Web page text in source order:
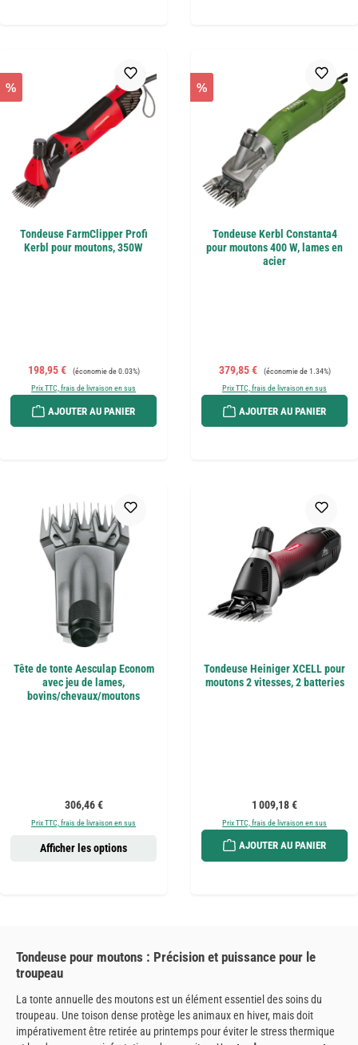
%
Tondeuse FarmClipper Profi
Kerbl pour moutons, 350W
Prix de vente :
198,95 € Prix régulier :
(économie de 0.03%)
Prix TTC, frais de livraison en sus
AJOUTER AU PANIER
%
Tondeuse Kerbl Constanta4
pour moutons 400 W, lames en
acier
Prix de vente :
379,85 € Prix régulier :
(économie de 1.34%)
Prix TTC, frais de livraison en sus
AJOUTER AU PANIER
Tête de tonte Aesculap Econom
avec jeu de lames,
bovins/chevaux/moutons
Prix régulier :
306,46 €
Prix TTC, frais de livraison en sus
Afficher les options
Tondeuse Heiniger XCELL pour
moutons 2 vitesses, 2 batteries
Prix régulier :
1 009,18 €
Prix TTC, frais de livraison en sus
AJOUTER AU PANIER
Tondeuse pour moutons : Précision et puissance pour le
troupeau
La tonte annuelle des moutons est un élément essentiel des soins du
troupeau. Une toison dense protège les animaux en hiver, mais doit
impérativement être retirée au printemps pour éviter le stress thermique